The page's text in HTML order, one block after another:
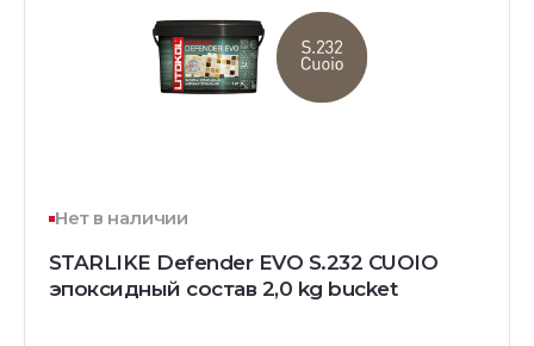
Нет в наличии
STARLIKE Defender EVO S.232 CUOIO
эпоксидный состав 2,0 kg bucket